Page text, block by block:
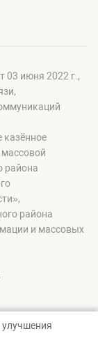
03 июня 2022 г.,
казённое
массовой
района
района
и массовых
улучшения